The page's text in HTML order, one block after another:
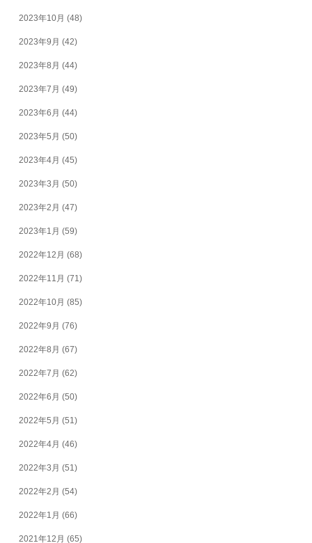
2023年10月 (48)
2023年9月 (42)
2023年8月 (44)
2023年7月 (49)
2023年6月 (44)
2023年5月 (50)
2023年4月 (45)
2023年3月 (50)
2023年2月 (47)
2023年1月 (59)
2022年12月 (68)
2022年11月 (71)
2022年10月 (85)
2022年9月 (76)
2022年8月 (67)
2022年7月 (62)
2022年6月 (50)
2022年5月 (51)
2022年4月 (46)
2022年3月 (51)
2022年2月 (54)
2022年1月 (66)
2021年12月 (65)